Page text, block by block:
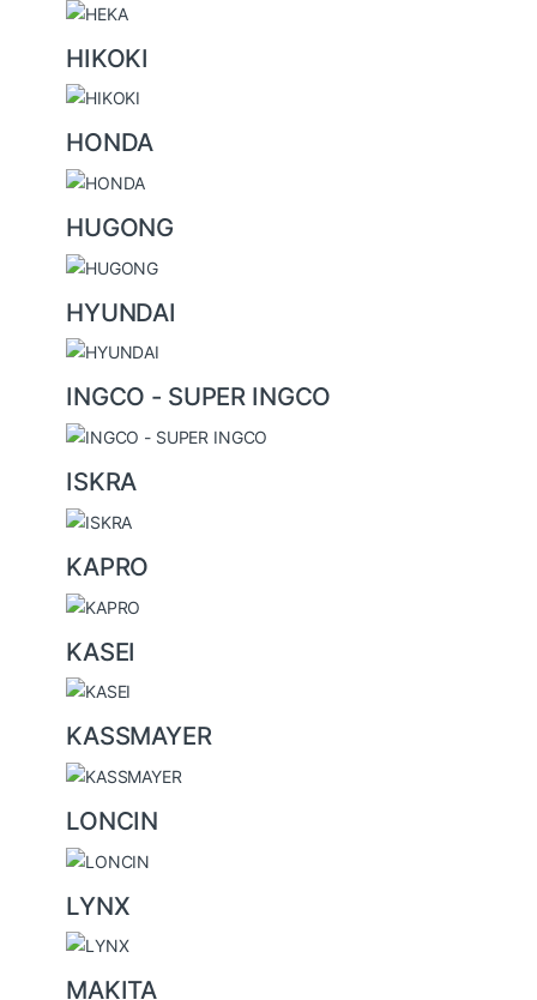
HIKOKI
HONDA
HUGONG
HYUNDAI
INGCO - SUPER INGCO
ISKRA
KAPRO
KASEI
KASSMAYER
LONCIN
LYNX
MAKITA